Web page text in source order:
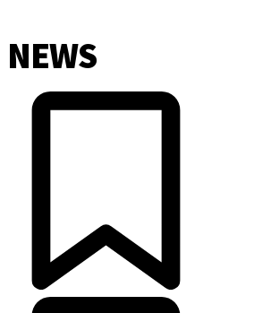
NEWS